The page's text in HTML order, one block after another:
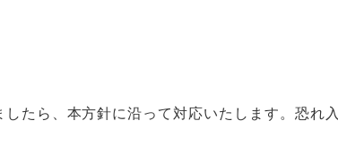
たら、本方針に沿って対応いたします。恐れ入